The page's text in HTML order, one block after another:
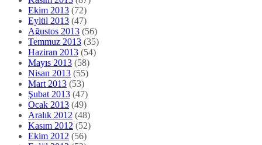
Şubat 2013(47)
Ocak 2013 (49)
Aralık 2012(48)
Kasım 2012(52)
Ekim 2012(56)
Eylül 2012(52)
Ağustos 2012(60)
Temmuz 2012(40)
Haziran 2012(49)
Mayıs 2012(44)
Nisan 2012(35)
Mart 2012(32)
Şubat 2012(39)
Ocak 2012 (28)